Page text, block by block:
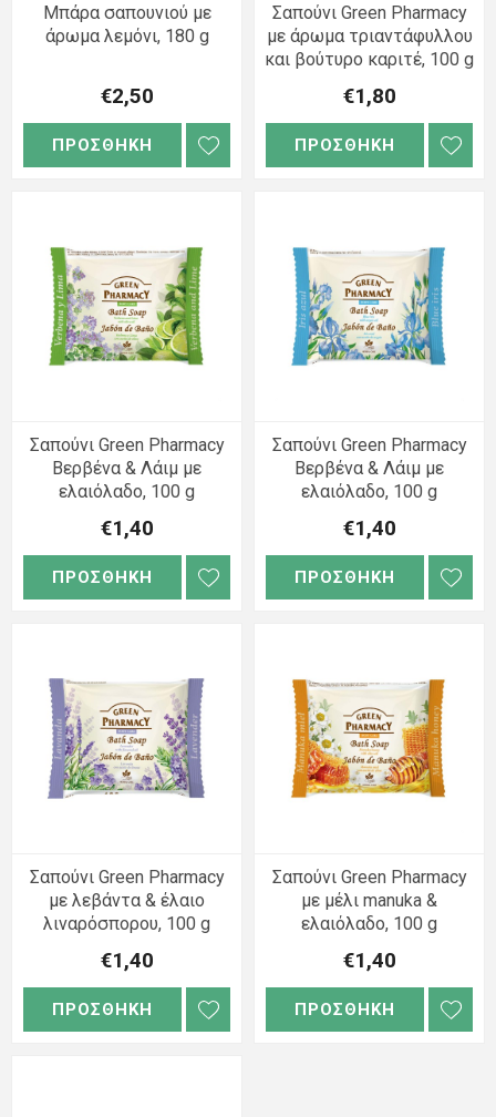
Μπάρα σαπουνιού με
άρωμα λεμόνι, 180 g
€2,50
ΠΡΟΣΘΗΚΗ
Σαπούνι Green Pharmacy
με άρωμα τριαντάφυλλου
και βούτυρο καριτέ, 100 g
€1,80
ΠΡΟΣΘΗΚΗ
Σαπούνι Green Pharmacy
Βερβένα & Λάιμ με
ελαιόλαδο, 100 g
€1,40
ΠΡΟΣΘΗΚΗ
Σαπούνι Green Pharmacy
Βερβένα & Λάιμ με
ελαιόλαδο, 100 g
€1,40
ΠΡΟΣΘΗΚΗ
Σαπούνι Green Pharmacy
με λεβάντα & έλαιο
λιναρόσπορου, 100 g
€1,40
ΠΡΟΣΘΗΚΗ
Σαπούνι Green Pharmacy
με μέλι manuka &
ελαιόλαδο, 100 g
€1,40
ΠΡΟΣΘΗΚΗ